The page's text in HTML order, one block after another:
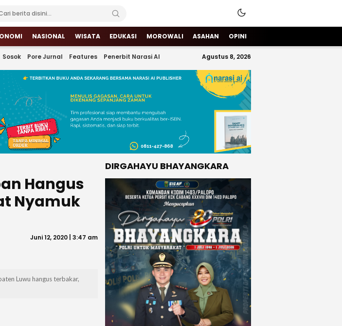
NASIONAL WISATA EDUKASI MOROWALI ASAHAN OPINI
Sosok Pore Jurnal Features Penerbit Narasi AI Agustus 8, 2026
Hangus
Nyamuk
Juni 12, 2020 | 3:47 am
Luwu hangus terbakar,
DIRGAHAYU BHAYANGKARA